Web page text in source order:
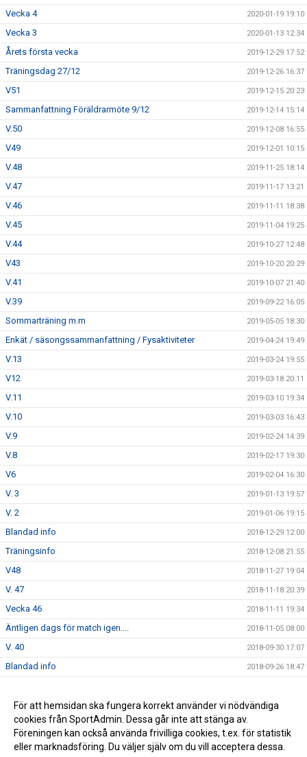
Vecka 4 2020-01-19 19:10
Vecka 3 2020-01-13 12:34
Årets första vecka 2019-12-29 17:52
Träningsdag 27/12 2019-12-26 16:37
V51 2019-12-15 20:23
Sammanfattning Föräldrarmöte 9/12 2019-12-14 15:14
V.50 2019-12-08 16:55
V49 2019-12-01 10:15
V.48 2019-11-25 18:14
V.47 2019-11-17 13:21
V.46 2019-11-11 18:38
V.45 2019-11-04 19:25
V.44 2019-10-27 12:48
V43 2019-10-20 20:29
V.41 2019-10-07 21:40
V.39 2019-09-22 16:05
Sommarträning m.m 2019-05-05 18:30
Enkät / säsongssammanfattning / Fysaktiviteter 2019-04-24 19:49
V.13 2019-03-24 19:55
V12 2019-03-18 20:11
V.11 2019-03-10 19:34
V.10 2019-03-03 16:43
V.9 2019-02-24 14:39
V.8 2019-02-17 19:30
V6 2019-02-04 16:30
V. 3 2019-01-13 19:57
V. 2 2019-01-06 19:15
Blandad info 2018-12-29 12:00
Träningsinfo 2018-12-08 21:55
V48 2018-11-27 19:04
V. 47 2018-11-18 20:39
Vecka 46 2018-11-11 19:34
Äntligen dags för match igen.... 2018-11-05 08:00
V. 40 2018-09-30 17:07
Blandad info 2018-09-26 18:47
Säsongsstart! 2018-08-07 20:28
F möte 2018-04-19 21:58
För att hemsidan ska fungera korrekt använder vi nödvändiga
cookies från SportAdmin. Dessa går inte att stänga av.
Föreningen kan också använda frivilliga cookies, t.ex. för statistik
eller marknadsföring. Du väljer själv om du vill acceptera dessa.